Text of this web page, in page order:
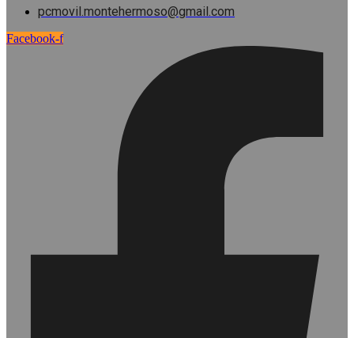
pcmovil.montehermoso@gmail.com
Facebook-f